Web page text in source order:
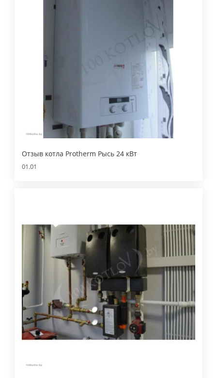
Отзыв котла Protherm Рысь 24 кВт
01.01